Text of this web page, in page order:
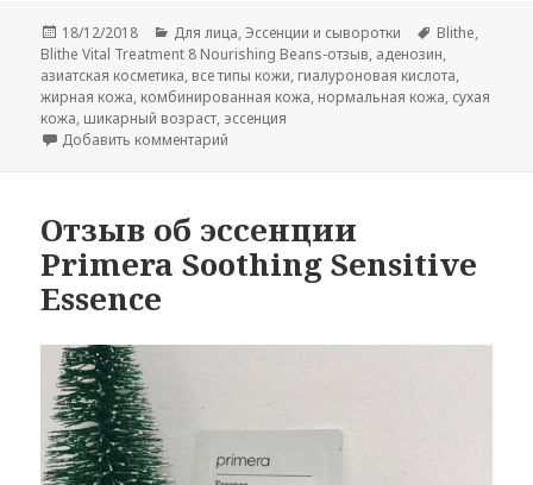
Опубликовано
18/12/2018 Рубрики
Для лица,Эссенции и сыворотки Метки
Blithe,
Blithe Vital Treatment 8 Nourishing Beans-отзыв, аденозин,
азиатская косметика, все типы кожи, гиалуроновая кислота,
жирная кожа, комбинированная кожа, нормальная кожа, сухая
кожа, шикарный возраст, эссенция
Добавить комментарий
Отзыв об эссенции
Primera Soothing Sensitive
Essence